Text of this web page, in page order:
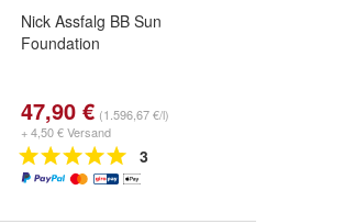
Nick Assfalg BB Sun
Foundation
47,90 € (1.596,67 €/l)
+ 4,50 € Versand
3